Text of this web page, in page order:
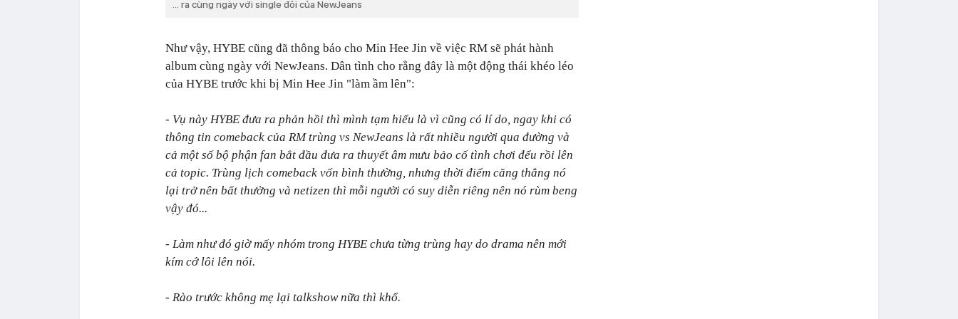
... ra cùng ngày với single đôi của NewJeans
Như vậy, HYBE cũng đã thông báo cho Min Hee Jin về việc RM sẽ phát hành
album cùng ngày với NewJeans. Dân tình cho rằng đây là một động thái khéo léo
của HYBE trước khi bị Min Hee Jin "làm ầm lên":
- Vụ này HYBE đưa ra phản hồi thì mình tạm hiểu là vì cũng có lí do, ngay khi có
thông tin comeback của RM trùng vs NewJeans là rất nhiều người qua đường và
cả một số bộ phận fan bắt đầu đưa ra thuyết âm mưu bảo cố tình chơi đểu rồi lên
cả topic. Trùng lịch comeback vốn bình thường, nhưng thời điểm căng thẳng nó
lại trở nên bất thường và netizen thì mỗi người có suy diễn riêng nên nó rùm beng
vậy đó...
- Làm như đó giờ mấy nhóm trong HYBE chưa từng trùng hay do drama nên mới
kím cớ lôi lên nói.
- Rào trước không mẹ lại talkshow nữa thì khổ.